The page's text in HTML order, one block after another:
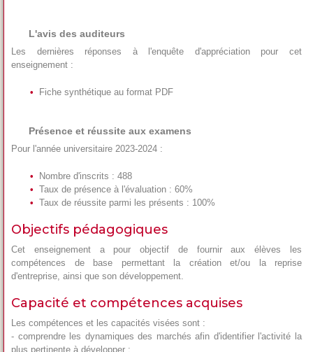
L'avis des auditeurs
Les dernières réponses à l'enquête d'appréciation pour cet
enseignement :
Fiche synthétique au format PDF
Présence et réussite aux examens
Pour l'année universitaire 2023-2024 :
Nombre d'inscrits : 488
Taux de présence à l'évaluation : 60%
Taux de réussite parmi les présents : 100%
Objectifs pédagogiques
Cet enseignement a pour objectif de fournir aux élèves les
compétences de base permettant la création et/ou la reprise
d'entreprise, ainsi que son développement.
Capacité et compétences acquises
Les compétences et les capacités visées sont :
- comprendre les dynamiques des marchés afin d'identifier l'activité la
plus pertinente à développer ;